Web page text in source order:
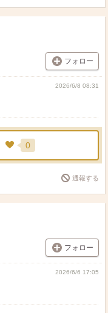
フォロー
2026/6/8 08:31
0
通報する
フォロー
2026/6/6 17:05